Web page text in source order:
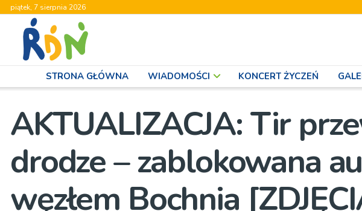
piątek, 7 sierpnia 2026
STRONA GŁÓWNA WIADOMOŚCI KONCERT ŻYCZEŃ
AKTUALIZACJA: Tir
drodze – zablokowana
węzłem Bochnia